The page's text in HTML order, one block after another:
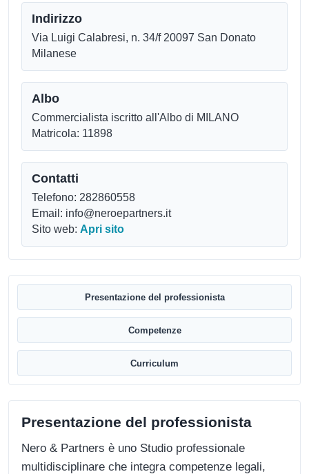
Indirizzo
Via Luigi Calabresi, n. 34/f 20097 San Donato
Milanese
Albo
Commercialista iscritto all'Albo di MILANO
Matricola: 11898
Contatti
Telefono: 282860558
Email: info@neroepartners.it
Sito web: Apri sito
Presentazione del professionista
Competenze
Curriculum
Presentazione del professionista
Nero & Partners è uno Studio professionale
multidisciplinare che integra competenze legali,